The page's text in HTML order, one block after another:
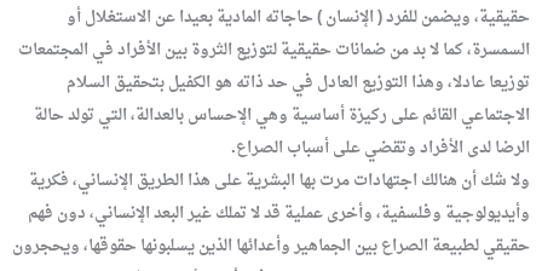
حقيقية، ويضمن للفرد ( الإنسان ) حاجاته المادية بعيدا عن الاستغلال أو
السمسرة، كما لا بد من ضمانات حقيقية لتوزيع الثروة بين الأفراد في المجتمعات
توزيعا عادلا، وهذا التوزيع العادل في حد ذاته هو الكفيل بتحقيق السلام
الاجتماعي القائم على ركيزة أساسية وهي الإحساس بالعدالة، التي تولد حالة
الرضا لدى الأفراد وتقضي على أسباب الصراع.
ولا شك أن هنالك اجتهادات مرت بها البشرية على هذا الطريق الإنساني، فكرية
وأيديولوجية وفلسفية، وأخرى عملية قد لا تملك غير البعد الإنساني، دون فهم
حقيقي لطبيعة الصراع بين الجماهير وأعدائها الذين يسلبونها حقوقها، ويحجرون